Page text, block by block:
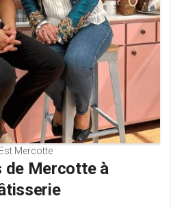
Mercotte
de Mercotte à